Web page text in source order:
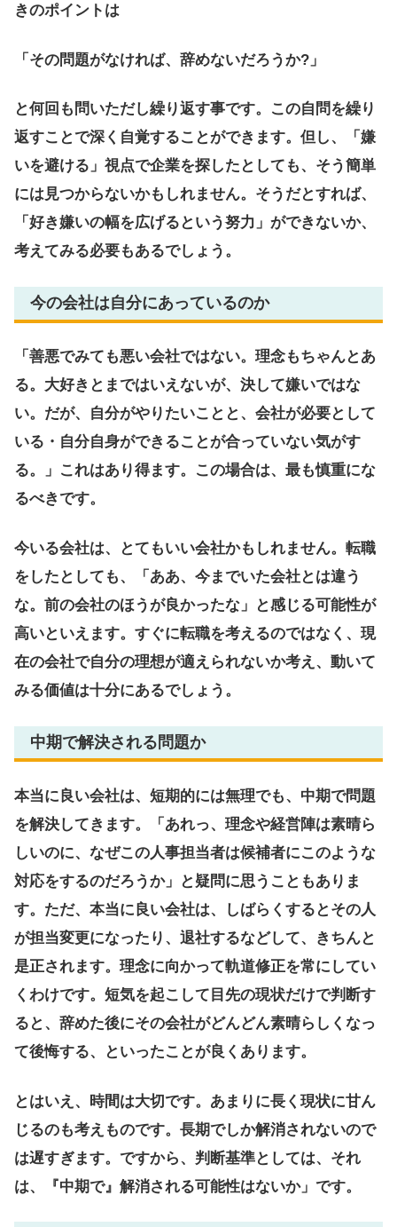
きのポイントは
「その問題がなければ、辞めないだろうか?」
と何回も問いただし繰り返す事です。この自問を繰り
返すことで深く自覚することができます。但し、「嫌
いを避ける」視点で企業を探したとしても、そう簡単
には見つからないかもしれません。そうだとすれば、
「好き嫌いの幅を広げるという努力」ができないか、
考えてみる必要もあるでしょう。
今の会社は自分にあっているのか
「善悪でみても悪い会社ではない。理念もちゃんとあ
る。大好きとまではいえないが、決して嫌いではな
い。だが、自分がやりたいことと、会社が必要として
いる・自分自身ができることが合っていない気がす
る。」これはあり得ます。この場合は、最も慎重にな
るべきです。
今いる会社は、とてもいい会社かもしれません。転職
をしたとしても、「ああ、今までいた会社とは違う
な。前の会社のほうが良かったな」と感じる可能性が
高いといえます。すぐに転職を考えるのではなく、現
在の会社で自分の理想が適えられないか考え、動いて
みる価値は十分にあるでしょう。
中期で解決される問題か
本当に良い会社は、短期的には無理でも、中期で問題
を解決してきます。「あれっ、理念や経営陣は素晴ら
しいのに、なぜこの人事担当者は候補者にこのような
対応をするのだろうか」と疑問に思うこともありま
す。ただ、本当に良い会社は、しばらくするとその人
が担当変更になったり、退社するなどして、きちんと
是正されます。理念に向かって軌道修正を常にしてい
くわけです。短気を起こして目先の現状だけで判断す
ると、辞めた後にその会社がどんどん素晴らしくなっ
て後悔する、といったことが良くあります。
とはいえ、時間は大切です。あまりに長く現状に甘ん
じるのも考えものです。長期でしか解消されないので
は遅すぎます。ですから、判断基準としては、 それ
は、『中期で』解消される可能性はないか」です。